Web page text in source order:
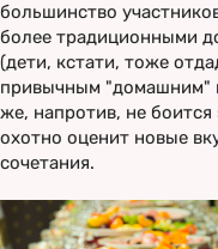
большинство
более традиционными
(дети, кстати, тоже
привычным "домашним"
же, напротив, не боится
охотно оценит новые
сочетания.